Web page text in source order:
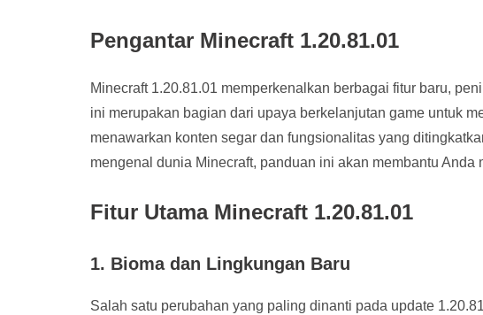
Pengantar Minecraft 1.20.81.01
Minecraft 1.20.81.01 memperkenalkan berbagai fitur baru,
ini merupakan bagian dari upaya berkelanjutan game untuk
menawarkan konten segar dan fungsionalitas yang
mengenal dunia Minecraft, panduan ini akan membantu Anda
Fitur Utama Minecraft 1.20.81.01
1. Bioma dan Lingkungan Baru
Salah satu perubahan yang paling dinanti pada update